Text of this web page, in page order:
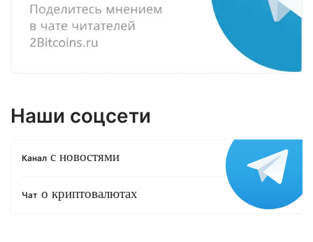
Наши соцсети
Канал с новостями
Чат о криптовалютах